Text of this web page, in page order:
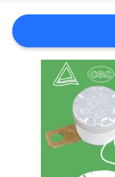
NOUVELLES